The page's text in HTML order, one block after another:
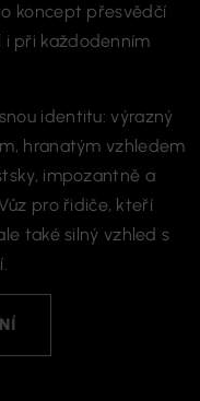
koncept přesvědčí
i při každodenním
identitu: výrazný
hranatým vzhledem
impozantně a
pro řidiče, kteří
také silný vzhled s